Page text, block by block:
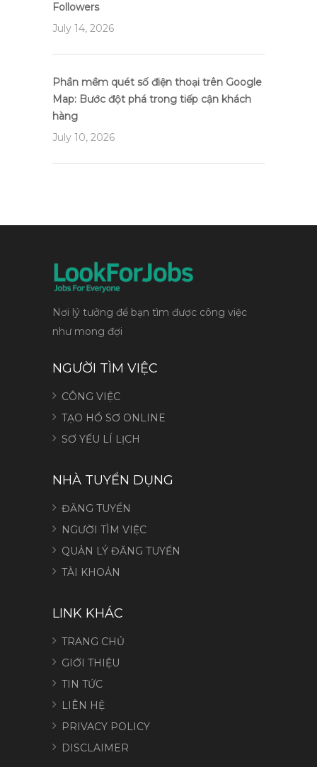
Followers
July 14, 2026
Phần mềm quét số điện thoại trên Google
Map: Bước đột phá trong tiếp cận khách
hàng
July 10, 2026
Nơi lý tưởng để bạn tìm được công việc
như mong đợi
NGƯỜI TÌM VIỆC
CÔNG VIỆC
TẠO HỒ SƠ ONLINE
SƠ YẾU LÍ LỊCH
NHÀ TUYỂN DỤNG
ĐĂNG TUYỂN
NGƯỜI TÌM VIỆC
QUẢN LÝ ĐĂNG TUYỂN
TÀI KHOẢN
LINK KHÁC
TRANG CHỦ
GIỚI THIỆU
TIN TỨC
LIÊN HỆ
PRIVACY POLICY
DISCLAIMER